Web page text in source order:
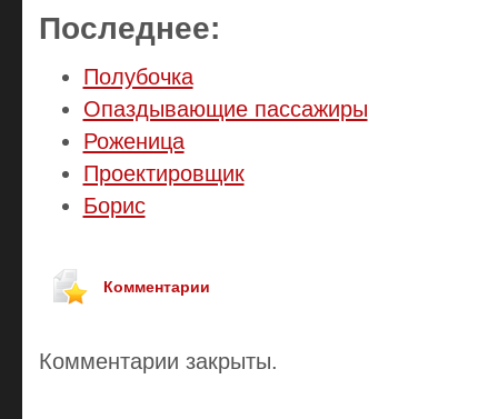
Последнее:
Полубочка
Опаздывающие пассажиры
Роженица
Проектировщик
Борис
Комментарии
Комментарии закрыты.